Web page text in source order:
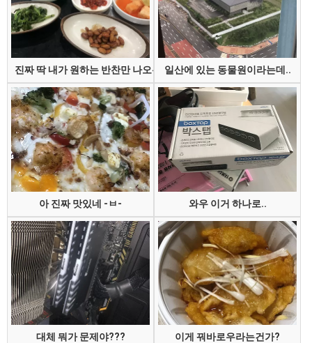
진짜 딱 내가 원하는 반찬만 나오는 집일산에 있는 동물원이라는데..
아 진짜 맛있네 -ㅂ- 와우 이거 하나로..
대체 뭐가 문제야??? 이게 꿔바로우라는건가?